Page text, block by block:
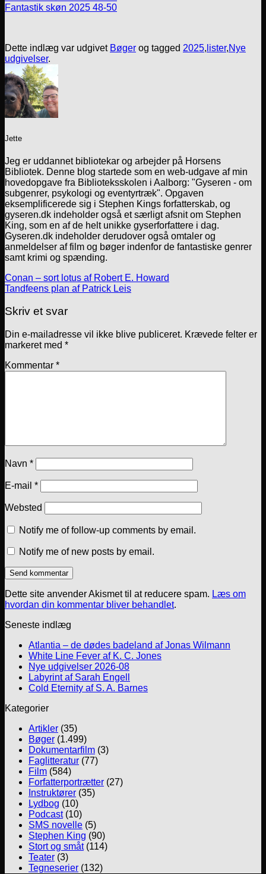
Fantastik skøn 2025 48-50
Dette indlæg var udgivet Bøger og tagged 2025, lister,Nye
udgivelser.
Jette
Jeg er uddannet bibliotekar og arbejder på Horsens
Bibliotek. Denne blog startede som en web-udgave af min
hovedopgave fra Biblioteksskolen i Aalborg: "Gyseren - om
subgenrer, psykologi og eventyrtræk". Opgaven
eksemplificerede sig i Stephen Kings forfatterskab, og
gyseren.dk indeholder også et særligt afsnit om Stephen
King, som en af de helt unikke gyserforfattere i dag.
Gyseren.dk indeholder derudover også omtaler og
anmeldelser af film og bøger indenfor de fantastiske genrer
samt krimi og spænding.
Conan – sort lotus af Robert E. Howard
Tandfeens plan af Patrick Leis
Skriv et svar
Din e-mailadresse vil ikke blive publiceret. Krævede felter er
markeret med *
Kommentar *
Navn *
E-mail *
Websted
Notify me of follow-up comments by email.
Notify me of new posts by email.
Dette site anvender Akismet til at reducere spam. Læs om
hvordan din kommentar bliver behandlet.
Seneste indlæg
Atlantia – de dødes badeland af Jonas Wilmann
White Line Fever af K. C. Jones
Nye udgivelser 2026-08
Labyrint af Sarah Engell
Cold Eternity af S. A. Barnes
Kategorier
Artikler (35)
Bøger (1.499)
Dokumentarfilm (3)
Faglitteratur (77)
Film (584)
Forfatterportrætter (27)
Instruktører (35)
Lydbog (10)
Podcast(10)
SMS novelle (5)
Stephen King (90)
Stort og småt(114)
Teater (3)
Tegneserier (132)